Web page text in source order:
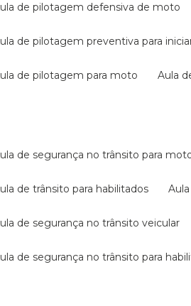
aula de pilotagem defensiva de moto
aula de pilotagem preventiva para
aula de pilotagem para moto aula
aula de segurança no trânsito para
aula de trânsito para habilitados
aula de segurança no trânsito veicular
aula de segurança no trânsito para